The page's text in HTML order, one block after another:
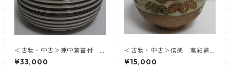
＜古物・中古＞兼中斎書付
膳所焼 交趾釉 筋糸目喰籠 陽
炎園
¥33,000
＜古物・中古＞信楽 蔦細道
茶盌 徳力孫三郎
¥15,000